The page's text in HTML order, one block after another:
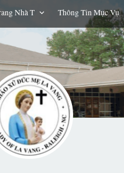
Nhà T Thông Tin Mục Vụ